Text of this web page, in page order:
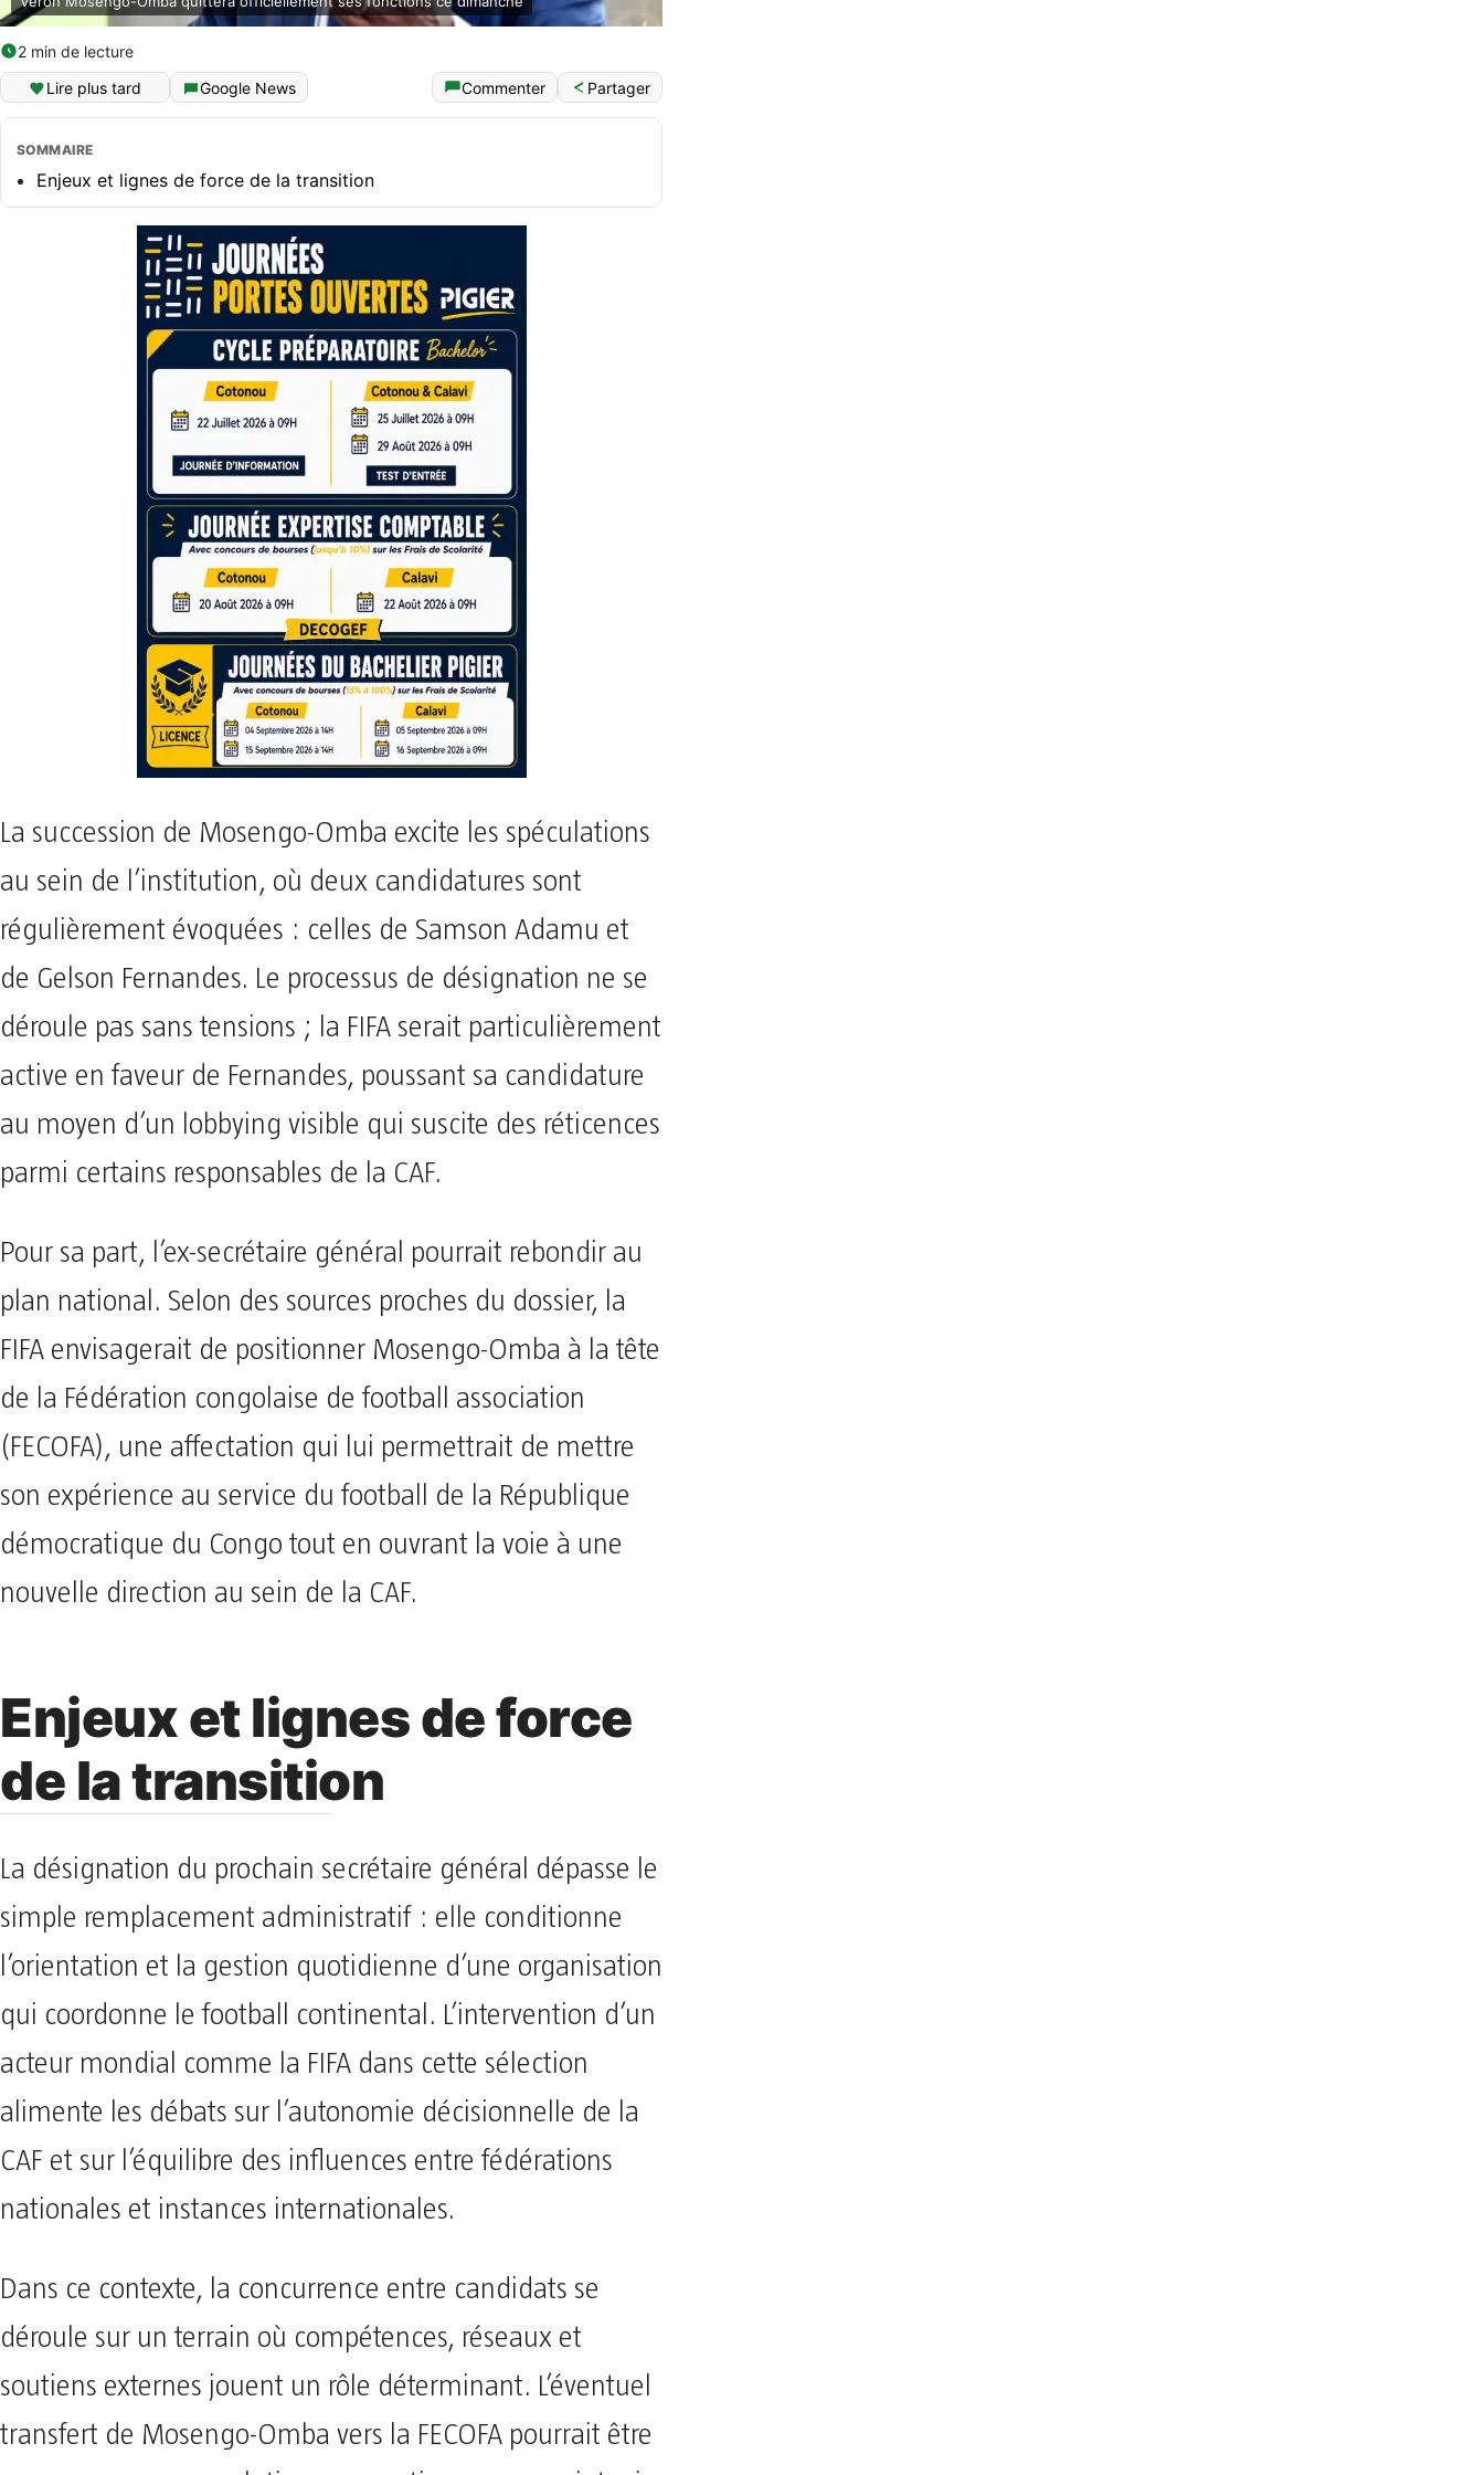
2 min de lecture
Lire plus tard
Google News Commenter Partager
SOMMAIRE
Enjeux et lignes de force de la transition
La succession de Mosengo-Omba excite les spéculations
au sein de l’institution, où deux candidatures sont
régulièrement évoquées : celles de Samson Adamu et
de Gelson Fernandes. Le processus de désignation ne se
déroule pas sans tensions ; la FIFA serait particulièrement
active en faveur de Fernandes, poussant sa candidature
au moyen d’un lobbying visible qui suscite des réticences
parmi certains responsables de la CAF.
Pour sa part, l’ex-secrétaire général pourrait rebondir au
plan national. Selon des sources proches du dossier, la
FIFA envisagerait de positionner Mosengo-Omba à la tête
de la Fédération congolaise de football association
(FECOFA), une affectation qui lui permettrait de mettre
son expérience au service du football de la République
démocratique du Congo tout en ouvrant la voie à une
nouvelle direction au sein de la CAF.
Enjeux et lignes de force
de la transition
La désignation du prochain secrétaire général dépasse le
simple remplacement administratif : elle conditionne
l’orientation et la gestion quotidienne d’une organisation
qui coordonne le football continental. L’intervention d’un
acteur mondial comme la FIFA dans cette sélection
alimente les débats sur l’autonomie décisionnelle de la
CAF et sur l’équilibre des influences entre fédérations
nationales et instances internationales.
Dans ce contexte, la concurrence entre candidats se
déroule sur un terrain où compétences, réseaux et
soutiens externes jouent un rôle déterminant. L’éventuel
transfert de Mosengo-Omba vers la FECOFA pourrait être